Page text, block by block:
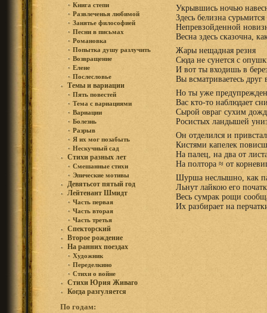
Книга степи
Развлеченья любимой
Занятье философией
Песни в письмах
Романовка
Попытка душу разлучить
Возвращение
Елене
Послесловье
Темы и вариации
Пять повестей
Тема с вариациями
Вариации
Болезнь
Разрыв
Я их мог позабыть
Нескучный сад
Стихи разных лет
Смешанные стихи
Эпические мотивы
Девятьсот пятый год
Лейтенант Шмидт
Часть первая
Часть вторая
Часть третья
Спекторский
Второе рождение
На ранних поездах
Художник
Переделкино
Стихи о войне
Стихи Юрия Живаго
Когда разгуляется
По годам:
Укрывшись ночью
Здесь белизна
Непревзойденной
Весна здесь сказочна,
Жары нещадная резня
Сюда не сунется с
И вот ты входишь в
Вы всматриваетесь друг
Но ты уже
Вас кто-то наблюдает
Сырой овраг сухим
Росистых ландышей
Он отделился и
Кистями капелек
На палец, на два от
На полтора ≈ от
Шурша неслышно, как
Льнут лайкою его
Весь сумрак рощи
Их разбирает на